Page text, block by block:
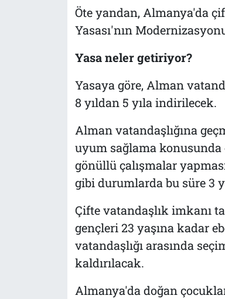
Öte yandan, Almanya'da
Yasası'nın
Yasa neler getiriyor?
Yasaya göre, Alman
8 yıldan 5 yıla indirilecek.
Alman vatandaşlığına
uyum sağlama konusunda
gönüllü çalışmalar
gibi durumlarda bu süre 3
Çifte vatandaşlık imkanı
gençleri 23 yaşına kadar
vatandaşlığı arasında
kaldırılacak.
Almanya'da doğan